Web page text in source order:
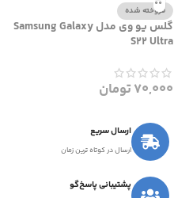
فروخته شده
گلس یو وی مدل Samsung Galaxy
S22 Ultra
70,000تومان
ارسال سریع
ارسال در کوتاه ترین زمان
پشتیبانی پاسخ‌گو